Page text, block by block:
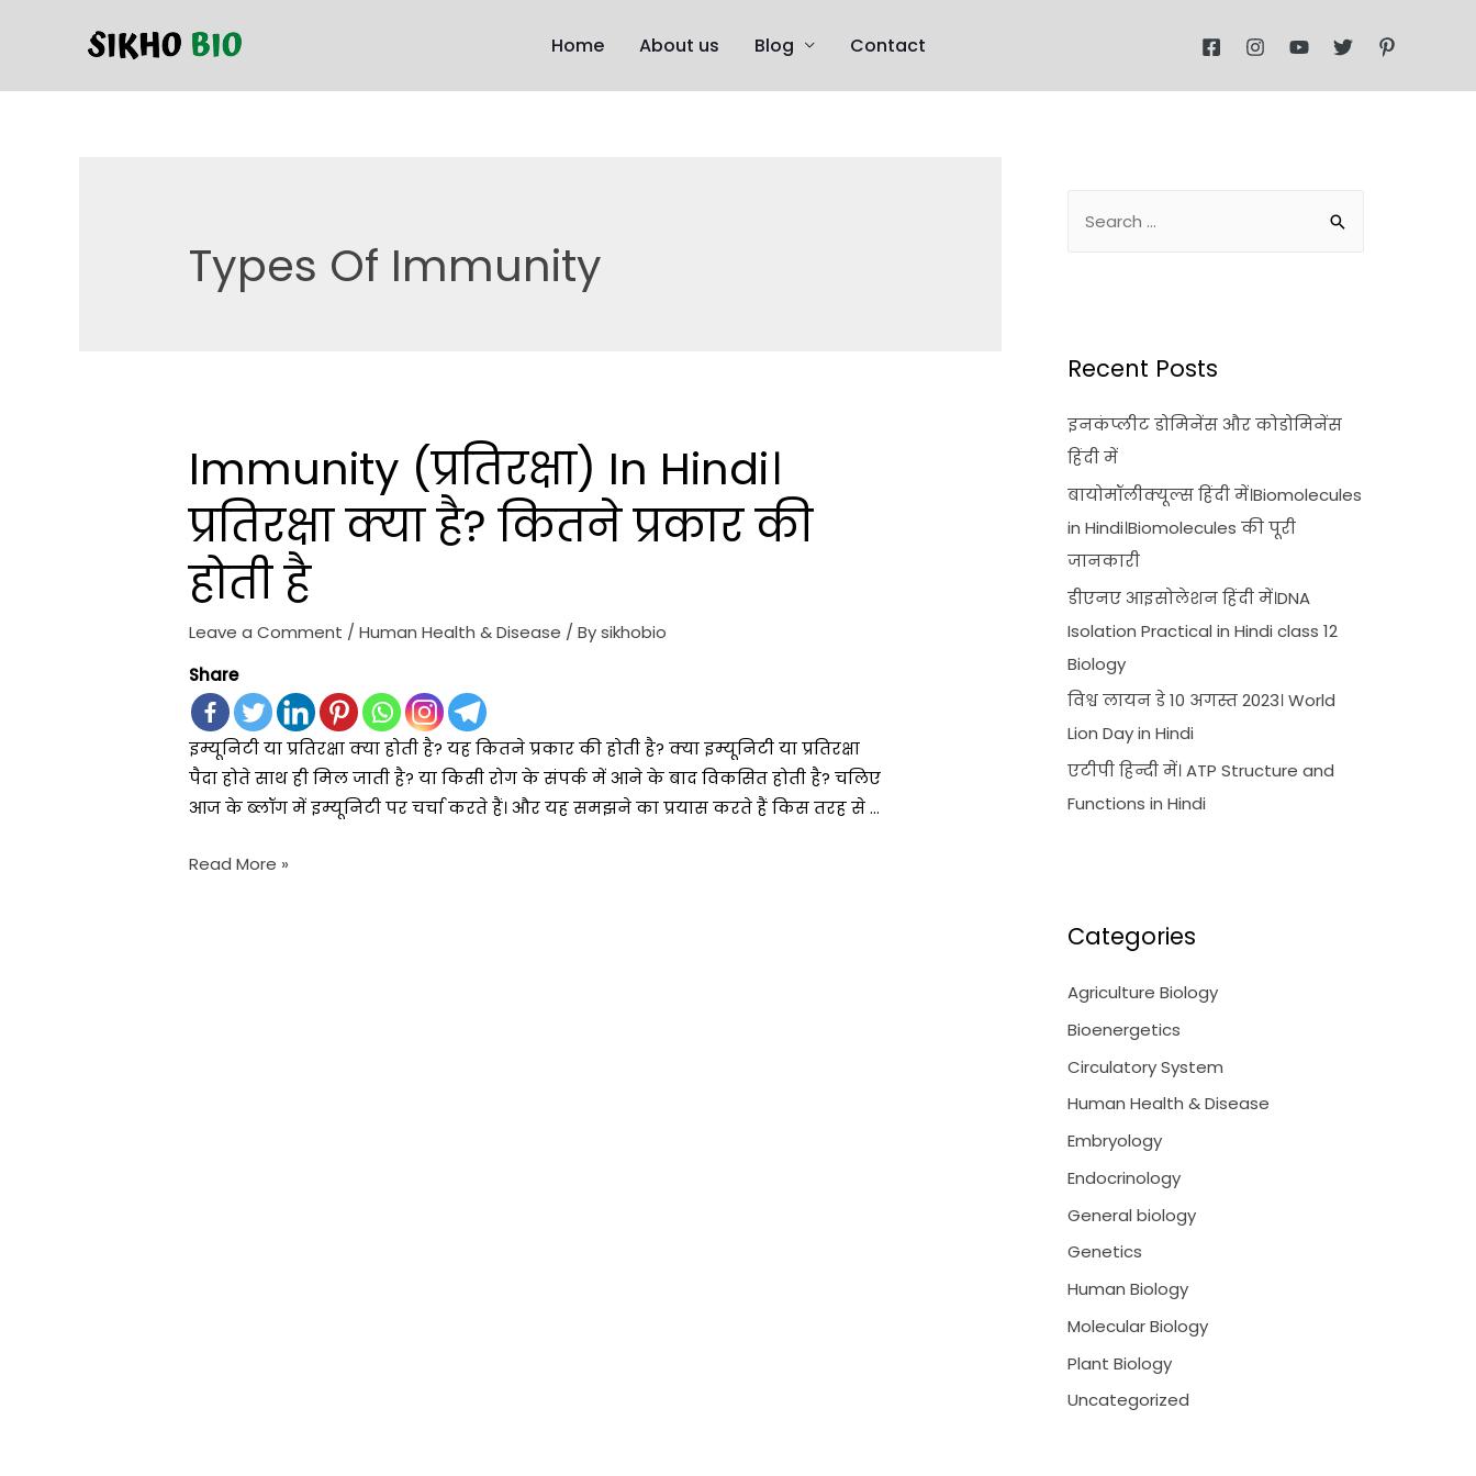
Home About us Blog Contact
Types Of Immunity
Immunity (प्रतिरक्षा) In Hindi।
प्रतिरक्षा क्या है? कितने प्रकार की
होती है
Leave a Comment /Human Health & Disease / Bysikhobio
Share
इम्यूनिटी या प्रतिरक्षा क्या होती है? यह कितने प्रकार की होती है? क्या इम्यूनिटी या प्रतिरक्षा
पैदा होते साथ ही मिल जाती है? या किसी रोग के संपर्क में आने के बाद विकसित होती है? चलिए
आज के ब्लॉग में इम्यूनिटी पर चर्चा करते हैं। और यह समझने का प्रयास करते हैं किस तरह से …
Read More »
Recent Posts
इनकंप्लीट डोमिनेंस और कोडोमिनेंस
हिंदी में
बायोमॉलीक्यूल्स हिंदी में।Biomolecules
in Hindi।Biomolecules की पूरी
जानकारी
डीएनए आइसोलेशन हिंदी में।DNA
Isolation Practical in Hindi class 12
Biology
विश्व लायन डे 10 अगस्त 2023। World
Lion Day in Hindi
एटीपी हिन्दी में। ATP Structure and
Functions in Hindi
Categories
Agriculture Biology
Bioenergetics
Circulatory System
Human Health & Disease
Embryology
Endocrinology
General biology
Genetics
Human Biology
Molecular Biology
Plant Biology
Uncategorized